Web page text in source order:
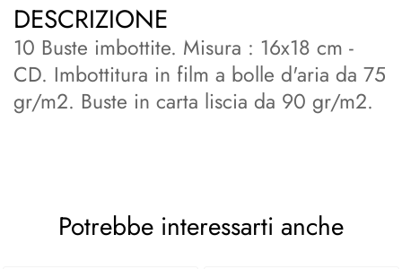
DESCRIZIONE
10 Buste imbottite. Misura : 16x18 cm -
CD. Imbottitura in film a bolle d'aria da 75
gr/m2. Buste in carta liscia da 90 gr/m2.
Potrebbe interessarti anche